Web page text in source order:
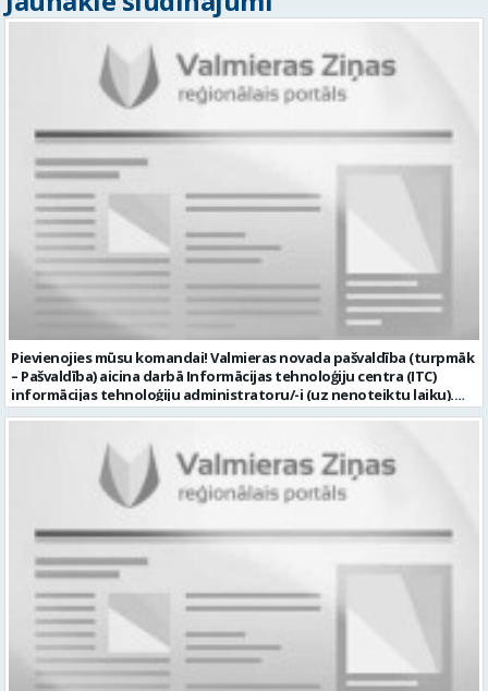
Pievienojies mūsu komandai! Valmieras novada pašvaldība (turpmāk
– Pašvaldība) aicina darbā Informācijas tehnoloģiju centra (ITC)
informācijas tehnoloģiju administratoru/-i (uz nenoteiktu laiku).
Darba vieta: Rūjienas un Naukšēnu apvienību teritorijās Ja Tev ir
(turpmāk – IKT) saistīto problēmu pieteikumu pārvaldību un
operatīvu risināšanu; nodrošināt datortehnikas lietotāju atbalstu
un ar to saistīto problēmsituāciju risināšanu; uzstādīt, konfigurēt,
diagnosticēt un modernizēt Pašvaldības iestāžu datortehniku,
datortīklus un programmatūru, novērst kļūmes to darbībā;
kontrolēt ārējo pakalpojumu sniedzēju darbu izpildi Pašvaldības
iestādēs infrastruktūras uzturēšanā; sagatavot priekšlikumus par
IKT nomaiņu un efektīvāku izmantošanu; un ja Tev ir: vismaz vidējā
profesionālā izglītība informācijas tehnoloģiju jomā; darba
pieredze (ar informācijas tehnoloģijām saistītā jomā); izpratne par
datortehnikas un biroja tehnikas uzbūvi un problēmu risināšanas
secību; izpratne par datortīkla uzbūvi, tīkla iekārtu darbības
principiem; valsts valodas prasmes atbilstoši Valsts valodas likuma